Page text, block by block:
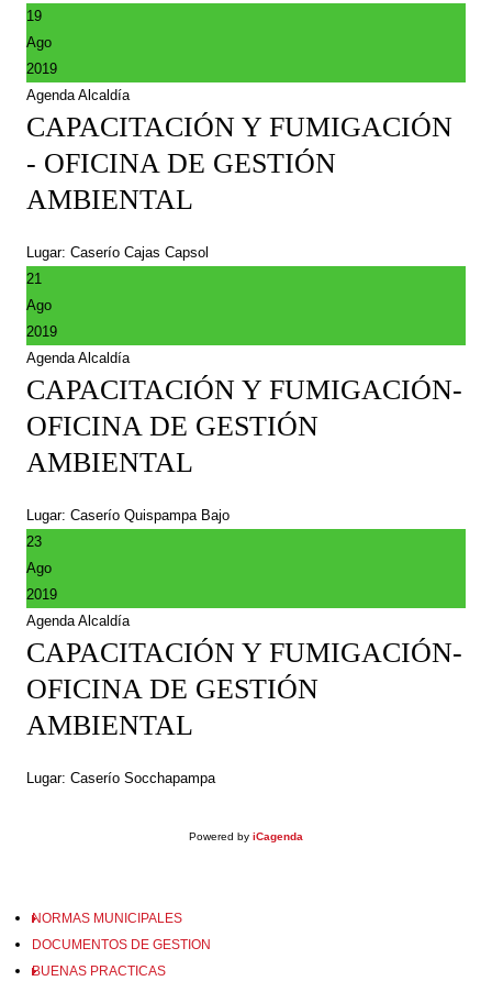
19
Ago
2019
Agenda Alcaldía
CAPACITACIÓN Y FUMIGACIÓN
- OFICINA DE GESTIÓN
AMBIENTAL
Lugar: Caserío Cajas Capsol
21
Ago
2019
Agenda Alcaldía
CAPACITACIÓN Y FUMIGACIÓN-
OFICINA DE GESTIÓN
AMBIENTAL
Lugar: Caserío Quispampa Bajo
23
Ago
2019
Agenda Alcaldía
CAPACITACIÓN Y FUMIGACIÓN-
OFICINA DE GESTIÓN
AMBIENTAL
Lugar: Caserío Socchapampa
Powered by iCagenda
NORMAS MUNICIPALES
DOCUMENTOS DE GESTION
BUENAS PRACTICAS